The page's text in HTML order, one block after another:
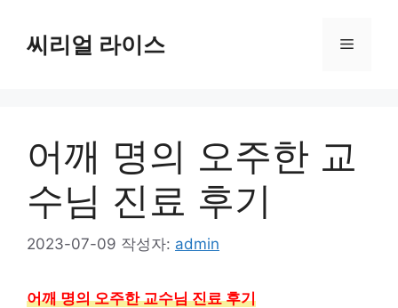
씨리얼 라이스 메
어깨 명의 오주한 교
수님 진료 후기
2023-07-09 작성자: admin
어깨 명의 오주한 교수님 진료 후기